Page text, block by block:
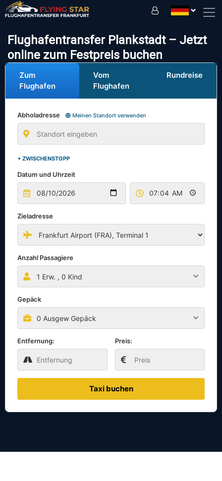
Flughafentransfer Plankstadt – Jetzt
online zum Festpreis buchen
Zum
Flughafen
Vom
Flughafen
Rundreise
Abholadresse Meinen Standort verwenden
+ ZWISCHENSTOPP
Datum und Uhrzeit
Zieladresse
Anzahl Passagiere
1 Erw. , 0 Kind
Gepäck
0 Ausgew Gepäck
Entfernung: Preis:
Taxi buchen